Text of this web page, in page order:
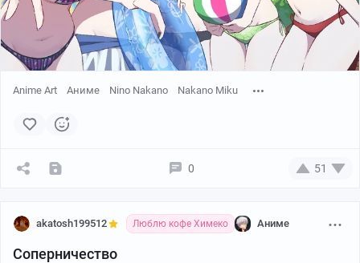
Anime Art Аниме Nino Nakano Nakano Miku
0 51
akatosh199512 Люблю кофе Химеко Аниме
Соперничество